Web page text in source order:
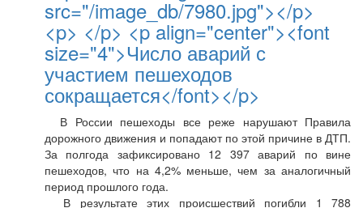
src="/image_db/7980.jpg"></p>
<p> </p> <p align="center"><font
size="4">Число аварий с
участием пешеходов
сокращается</font></p>
В России пешеходы все реже нарушают Правила
дорожного движения и попадают по этой причине в ДТП.
За полгода зафиксировано 12 397 аварий по вине
пешеходов, что на 4,2% меньше, чем за аналогичный
период прошлого года.
В результате этих происшествий погибли 1 788